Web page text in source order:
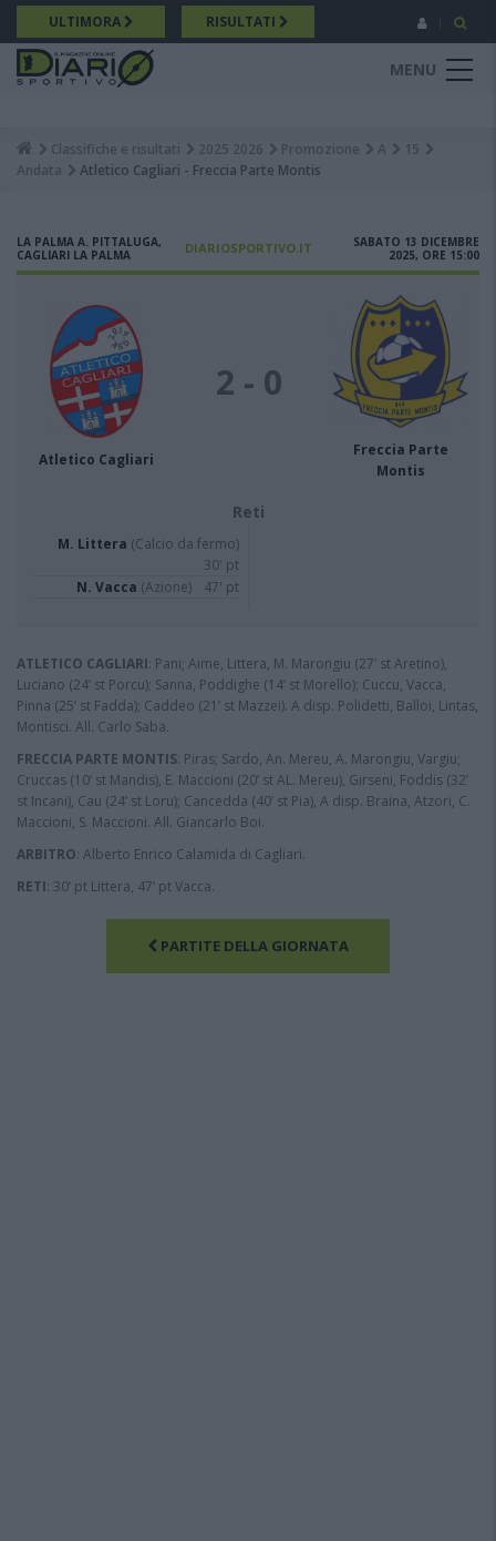
Salta
al
contenuto
principale
ULTIMORA RISULTATI
MENU
Breadcrumb
Classifiche e risultati 2025 2026 Promozione A
15
Andata
Atletico Cagliari - Freccia Parte Montis
LA PALMA A. PITTALUGA,
CAGLIARI LA PALMA
DIARIOSPORTIVO.IT
SABATO 13 DICEMBRE
2025, ORE 15:00
Atletico Cagliari
2 - 0
Freccia Parte
Montis
Reti
M. Littera (Calcio da fermo)
30' pt
N. Vacca (Azione) 47' pt
ATLETICO CAGLIARI: Pani; Aime, Littera, M. Marongiu (27’ st Aretino),
Luciano (24’ st Porcu); Sanna, Poddighe (14’ st Morello); Cuccu, Vacca,
Pinna (25’ st Fadda); Caddeo (21’ st Mazzei). A disp. Polidetti, Balloi, Lintas,
Montisci. All. Carlo Saba.
FRECCIA PARTE MONTIS: Piras; Sardo, An. Mereu, A. Marongiu, Vargiu;
Cruccas (10’ st Mandis), E. Maccioni (20’ st AL. Mereu), Girseni, Foddis (32’
st Incani), Cau (24’ st Loru); Cancedda (40’ st Pia), A disp. Braina, Atzori, C.
Maccioni, S. Maccioni. All. Giancarlo Boi.
ARBITRO: Alberto Enrico Calamida di Cagliari.
RETI: 30’ pt Littera, 47’ pt Vacca.
PARTITE DELLA GIORNATA